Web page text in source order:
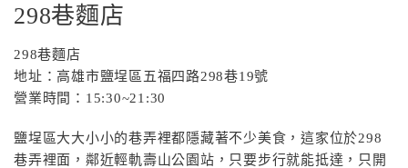
298巷麵店
298巷麵店
地址：高雄市鹽埕區五福四路298巷19號
營業時間：15:30~21:30
鹽埕區大大小小的巷弄裡都隱藏著不少美食，這家位於298
巷弄裡面，鄰近輕軌壽山公園站，只要步行就能抵達，只開